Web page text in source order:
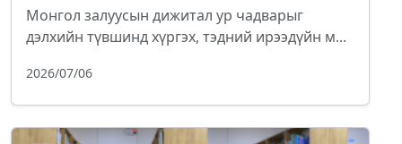
Монгол залуусын дижитал ур чадварыг
дэлхийн түвшинд хүргэх, тэдний ирээдүйн м...
2026/07/06